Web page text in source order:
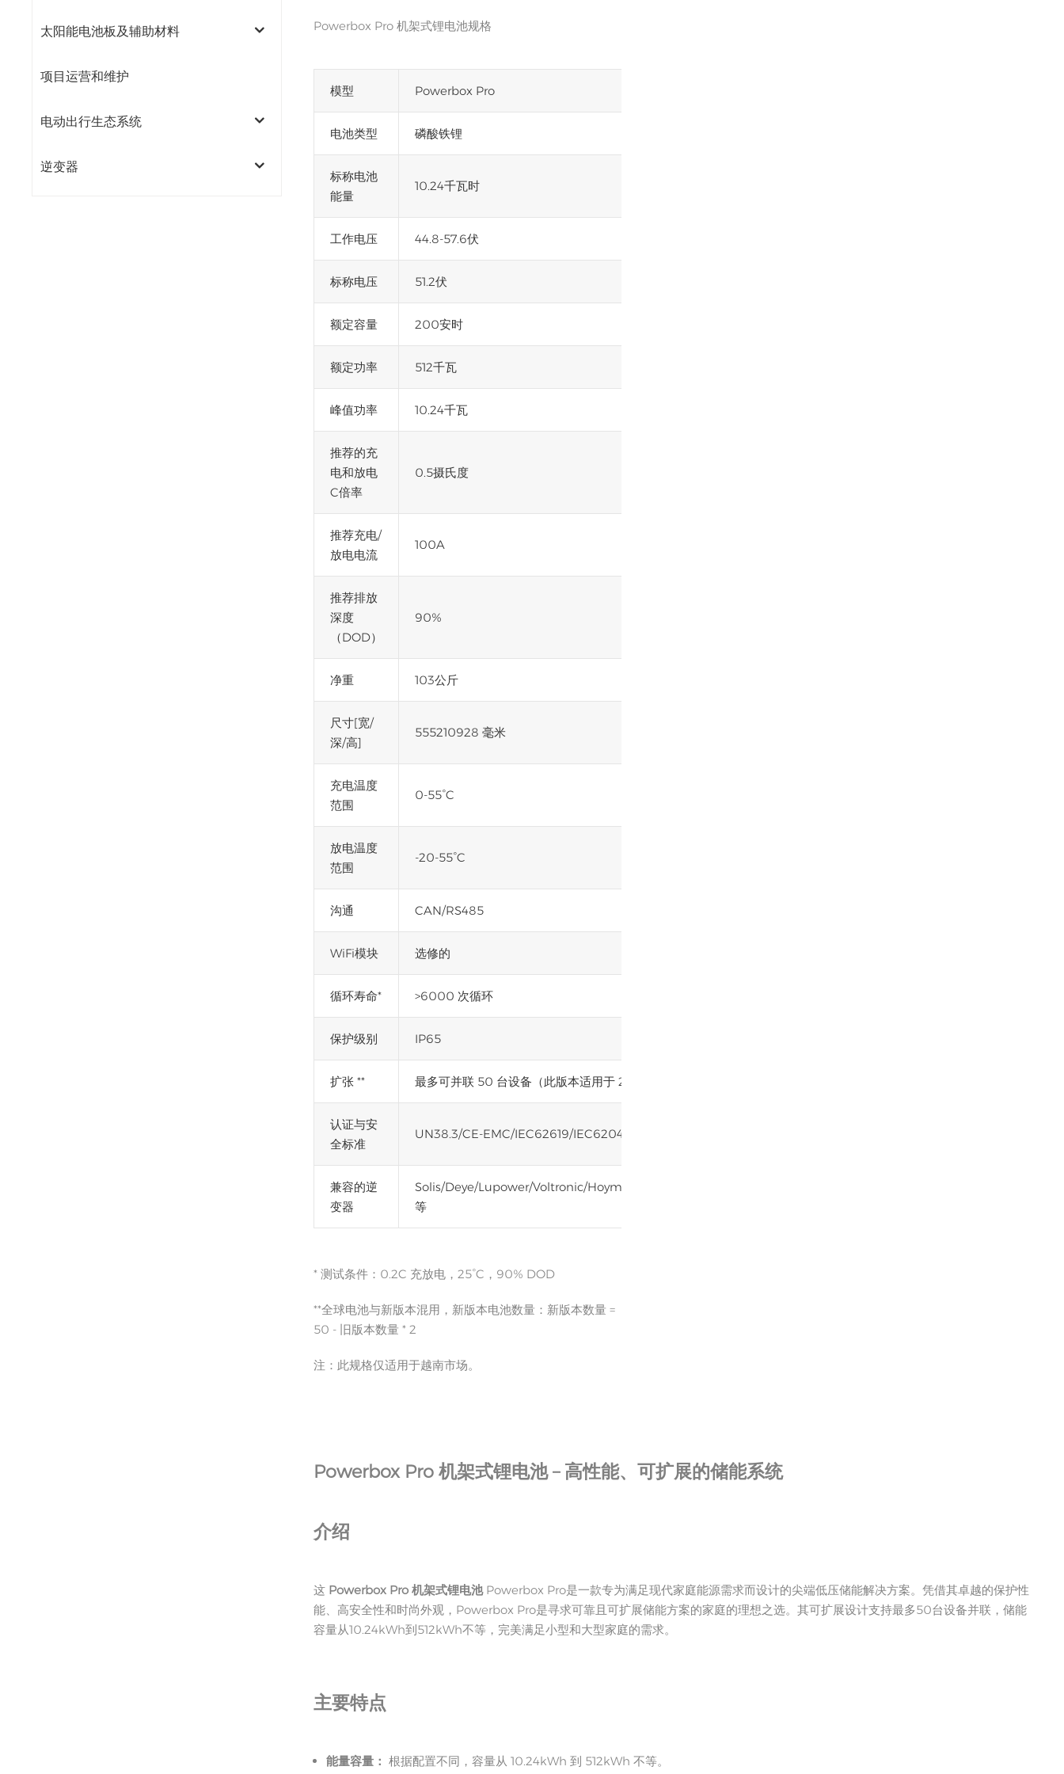
太阳能电池板及辅助材料
项目运营和维护
电动出行生态系统
逆变器
Powerbox Pro 机架式锂电池规格
模型 Powerbox Pro
电池类型 磷酸铁锂
标称电池
能量
10.24千瓦时
工作电压 44.8-57.6伏
标称电压 51.2伏
额定容量 200安时
额定功率 512千瓦
峰值功率 10.24千瓦
推荐的充
电和放电
C倍率
0.5摄氏度
推荐充电/
放电电流
100A
推荐排放
深度
（DOD）
90%
净重 103公斤
尺寸[宽/
深/高]
555210928 毫米
充电温度
范围
0-55°C
放电温度
范围
-20-55°C
沟通 CAN/RS485
WiFi模块 选修的
循环寿命* >6000 次循环
保护级别 IP65
扩张 ** 最多可并联 50 台设备（此版本适用于 2024 年 9 月之后生产的设备）
认证与安
全标准
UN38.3/CE-EMC/IEC62619/IEC62040/UKCA/CEC
兼容的逆
变器
Solis/Deye/Lupower/Voltronic/Hoymiles/Growatt/Goodwe/SMA/Victron/Ingeteam/Delios/SAJ/APS
等
* 测试条件：0.2C 充放电，25°C，90% DOD
**全球电池与新版本混用，新版本电池数量：新版本数量 =
50 - 旧版本数量 * 2
注：此规格仅适用于越南市场。
Powerbox Pro 机架式锂电池 – 高性能、可扩展的储能系统
介绍
这 Powerbox Pro 机架式锂电池 Powerbox Pro是一款专为满足现代家庭能源需求而设计的尖端低压储能解决方案。凭借其卓越的保护性
能、高安全性和时尚外观，Powerbox Pro是寻求可靠且可扩展储能方案的家庭的理想之选。其可扩展设计支持最多50台设备并联，储能
容量从10.24kWh到512kWh不等，完美满足小型和大型家庭的需求。
主要特点
能量容量： 根据配置不同，容量从 10.24kWh 到 512kWh 不等。